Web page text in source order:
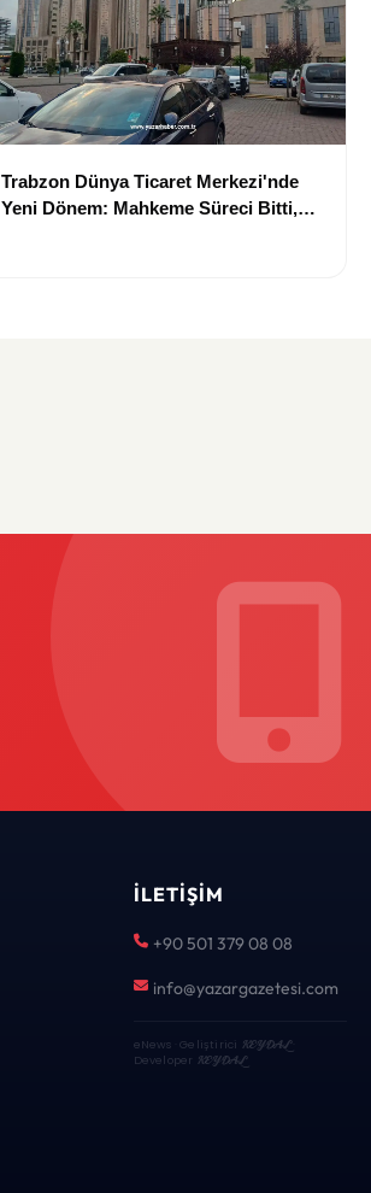
Trabzon Dünya Ticaret Merkezi'nde
Yeni Dönem: Mahkeme Süreci Bitti,
İLETIŞIM
+90 501 379 08 08
info@yazargazetesi.com
eNews · Geliştirici KEYDAL·
Developer KEYDAL